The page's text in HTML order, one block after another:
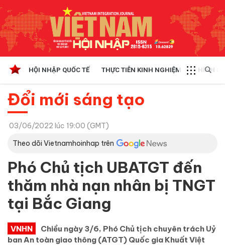
HỘI NHẬP QUỐC TẾ THỰC TIỄN KINH NGHIỆM CHÍNH
Đổi mới sáng tạo
03/06/2022 lúc 19:00 (GMT)
Theo dõi Vietnamhoinhap trên
Phó Chủ tịch UBATGT đến
thăm nhà nạn nhân bị TNGT
tại Bắc Giang
VNHN
Chiều ngày 3/6, Phó Chủ tịch chuyên trách Uỷ
ban An toàn giao thông (ATGT) Quốc gia Khuất Việt